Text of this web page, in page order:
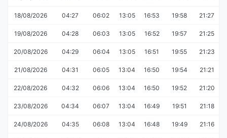
18/08/2026 04:27 06:02 13:05 16:53 19:58 21:27
19/08/2026 04:28 06:03 13:05 16:52 19:57 21:25
20/08/2026 04:29 06:04 13:05 16:51 19:55 21:23
21/08/2026 04:31 06:05 13:04 16:50 19:54 21:21
22/08/2026 04:32 06:06 13:04 16:50 19:52 21:20
23/08/2026 04:34 06:07 13:04 16:49 19:51 21:18
24/08/2026 04:35 06:08 13:04 16:48 19:49 21:16